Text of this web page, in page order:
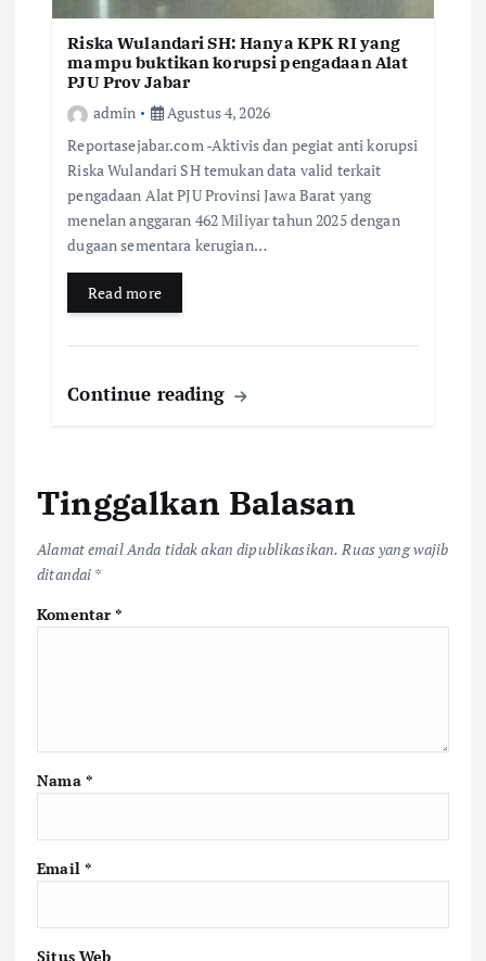
Riska Wulandari SH: Hanya KPK RI yang
mampu buktikan korupsi pengadaan Alat
PJU Prov Jabar
admin
Agustus 4, 2026
Reportasejabar.com -Aktivis dan pegiat anti korupsi
Riska Wulandari SH temukan data valid terkait
pengadaan Alat PJU Provinsi Jawa Barat yang
menelan anggaran 462 Miliyar tahun 2025 dengan
dugaan sementara kerugian…
Read more
Continue reading
Tinggalkan Balasan
Alamat email Anda tidak akan dipublikasikan. Ruas yang wajib
ditandai *
Komentar*
Nama *
Email *
Situs Web